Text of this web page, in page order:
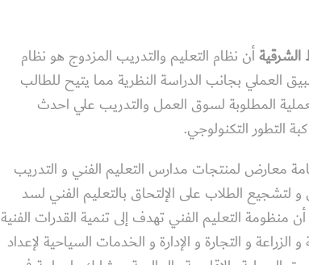
أن نظام التعليم والتدريب المزدوج هو نظام
العملي بجانب الدراسة النظرية مما يتيح للطالب
المطلوبة لسوق العمل والتدريب علي احدث
التطور التكنولوجي.
معارض لمنتجات مدارس التعليم الفني و التدريب
لتشجيع الطلاب على الإلتحاق بالتعليم الفني لسد
التعليم الفني تهدف إلى تنمية القدرات الفنية
و التجارة و الإدارة و الخدمات السياحية لإعداد